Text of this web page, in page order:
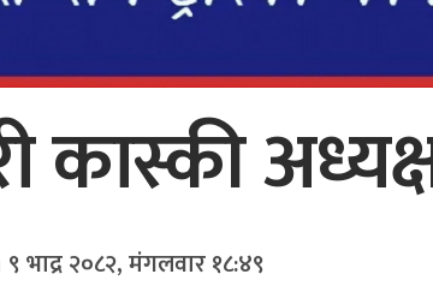
कास्की
९ भाद्र २०८२, मंगलवार १८:४९